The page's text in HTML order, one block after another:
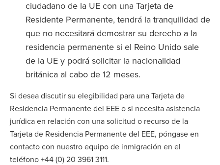
ciudadano de la UE con una Tarjeta de
Residente Permanente, tendrá la tranquilidad de
que no necesitará demostrar su derecho a la
residencia permanente si el Reino Unido sale
de la UE y podrá solicitar la nacionalidad
británica al cabo de 12 meses.
Si desea discutir su elegibilidad para una Tarjeta de
Residencia Permanente del EEE o si necesita asistencia
jurídica en relación con una solicitud o recurso de la
Tarjeta de Residencia Permanente del EEE, póngase en
contacto con nuestro equipo de inmigración en el
teléfono +44 (0) 20 3961 3111.